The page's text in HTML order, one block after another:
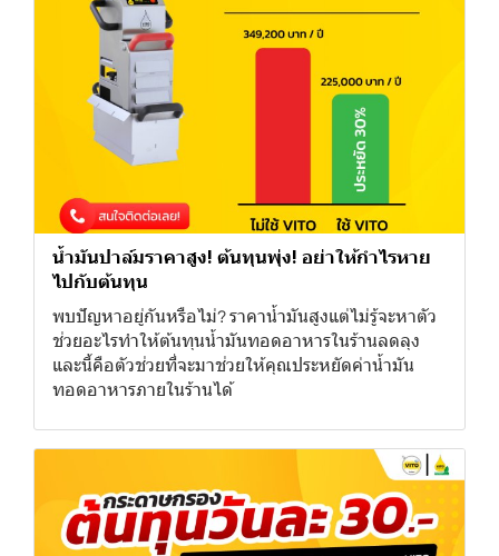
น้ำมันปาล์มราคาสูง! ต้นทุนพุ่ง! อย่าให้กำไรหาย
ไปกับต้นทุน
พบปัญหาอยู่กันหรือไม่? ราคาน้ำมันสูงแต่ไม่รู้จะหาตัว
ช่วยอะไรทำให้ต้นทุนน้ำมันทอดอาหารในร้านลดลุง
และนี้คือตัวช่วยที่จะมาช่วยให้คุณประหยัดค่าน้ำมัน
ทอดอาหารภายในร้านได้